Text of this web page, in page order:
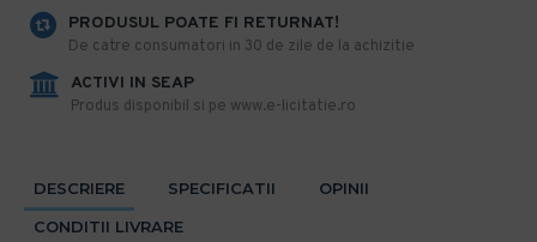
PRODUSUL POATE FI RETURNAT!
De catre consumatori in 30 de zile de la achizitie
ACTIVI IN SEAP
Produs disponibil si pe www.e-licitatie.ro
DESCRIERE SPECIFICATII
OPINII
CONDITII LIVRARE